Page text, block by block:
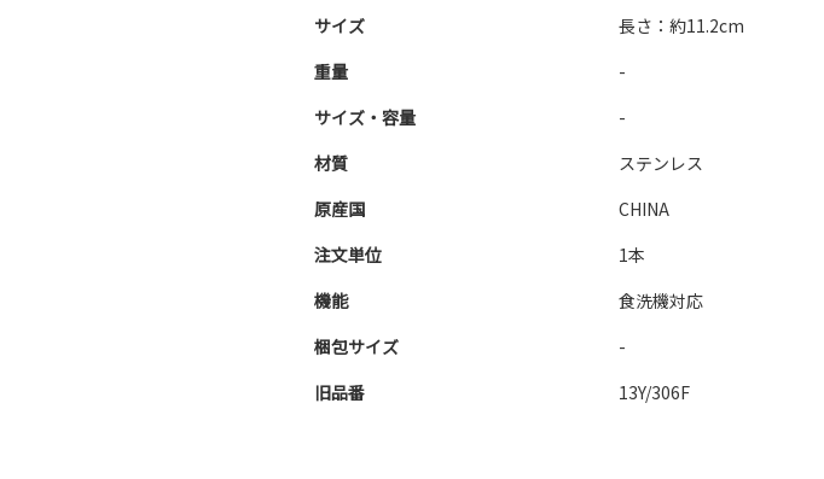
サイズ
長さ：約11.2cm
重量
-
サイズ・容量
-
材質
ステンレス
原産国
CHINA
注文単位
1本
機能
食洗機対応
梱包サイズ
-
旧品番
13Y/306F